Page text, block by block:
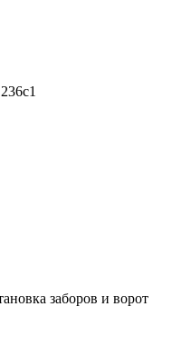
заборов и ворот